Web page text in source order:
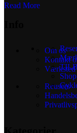
Read More
Om os
Kontakt
Værksted
Reusers
Shop